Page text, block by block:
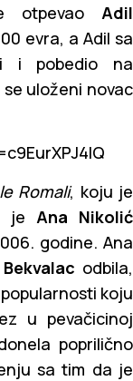
Adil
evra, a Adil sa
i pobedio na
uloženi novac
Romali, koju je
je Ana Nikolić
godine. Ana
odbila,
koju
u pevačicinoj
poprilično
sa tim da je